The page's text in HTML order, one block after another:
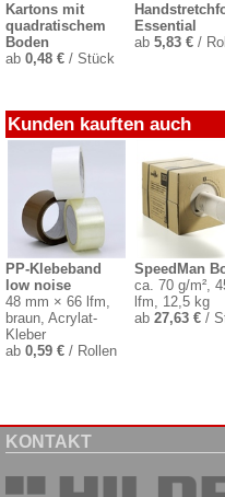
Kartons mit
quadratischem
Boden
ab 0,48 € / Stück
Essential
ab 5,83 €/
Kunden kauften auch
PP-Klebeband
low noise
48 mm × 66 lfm,
braun, Acrylat-
Kleber
ab 0,59 € / Rollen
SpeedMan
ca. 70 g/m²,
lfm, 12,5 kg
ab 27,63 €/
KONTAKT